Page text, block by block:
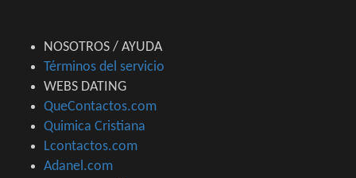
NOSOTROS / AYUDA
Términos del servicio
WEBS DATING
QueContactos.com
Quimica Cristiana
Lcontactos.com
Adanel.com